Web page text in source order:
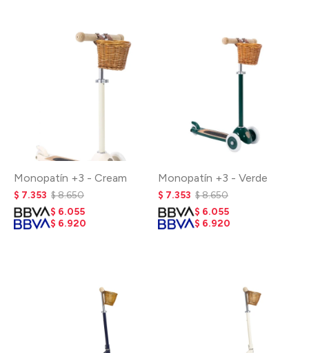
Monopatín +3 - Cream
$ 7.353 $8.650
$ 6.055
$ 6.920
Monopatín +3 - Verde
$ 7.353 $8.650
$ 6.055
$ 6.920